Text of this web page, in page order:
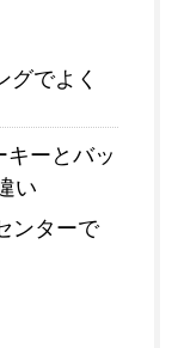
グでよく
キーとバッ
い
ンターで